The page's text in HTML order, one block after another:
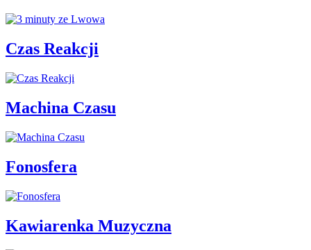
Czas Reakcji
Machina Czasu
Fonosfera
Kawiarenka Muzyczna